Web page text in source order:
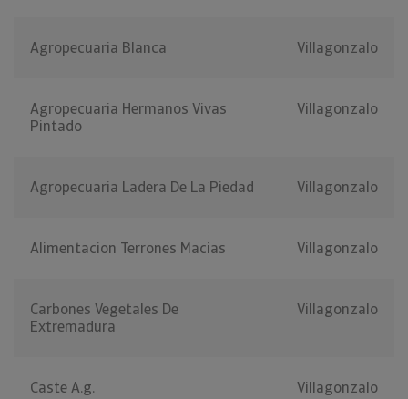
Agropecuaria Blanca Villagonzalo
Agropecuaria Hermanos Vivas
Pintado
Villagonzalo
Agropecuaria Ladera De La Piedad Villagonzalo
Alimentacion Terrones Macias Villagonzalo
Carbones Vegetales De
Extremadura
Villagonzalo
Caste A.g. Villagonzalo